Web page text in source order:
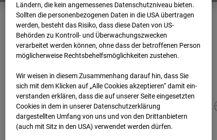
Home
Deutschland
BC-113 - BV-New Commissary, Panzerkaserne Böblingen
Archiv
2026 07 08 11:15
BC-113 - BV-New
Commissary,
Böblingen
Ländern, die kein angemessenes Datenschutzniveau bieten.
Sollten die personenbezogenen Daten in die USA übertragen
werden, besteht das Risiko, dass diese Daten von US-
Behörden zu Kontroll- und Überwachungszwecken
verarbeitet werden können, ohne dass der betroffenen Person
möglicherweise Rechtsbehelfsmöglichkeiten zustehen.
Wir weisen in diesem Zusammenhang darauf hin, dass Sie
sich mit dem Klicken auf „Alle Cookies akzeptieren“ damit ein­
ver­standen erklären, dass die auf unserer Seite eingesetzten
Cookies in dem in unserer Datenschutzerklärung
dargestellten Umfang von uns und von den Drittanbietern
(auch mit Sitz in den USA) verwendet werden dürfen.